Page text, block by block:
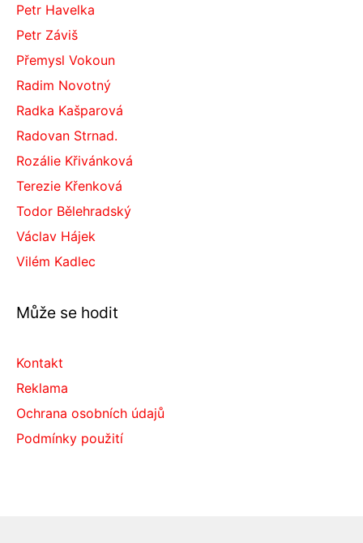
Petr Havelka
Petr Záviš
Přemysl Vokoun
Radim Novotný
Radka Kašparová
Radovan Strnad.
Rozálie Křivánková
Terezie Křenková
Todor Bělehradský
Václav Hájek
Vilém Kadlec
Může se hodit
Kontakt
Reklama
Ochrana osobních údajů
Podmínky použití